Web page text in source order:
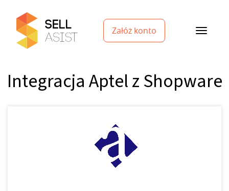
Załóż konto
Integracja Aptel z Shopware